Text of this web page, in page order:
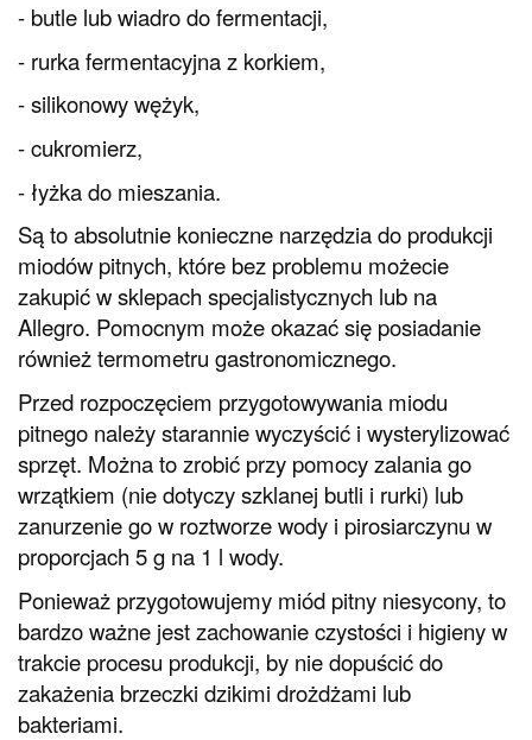
- butle lub wiadro do fermentacji,
- rurka fermentacyjna z korkiem,
- silikonowy wężyk,
- cukromierz,
- łyżka do mieszania.
Są to absolutnie konieczne narzędzia do produkcji
miodów pitnych, które bez problemu możecie
zakupić w sklepach specjalistycznych lub na
Allegro. Pomocnym może okazać się posiadanie
również termometru gastronomicznego.
Przed rozpoczęciem przygotowywania miodu
pitnego należy starannie wyczyścić i wysterylizować
sprzęt. Można to zrobić przy pomocy zalania go
wrzątkiem (nie dotyczy szklanej butli i rurki) lub
zanurzenie go w roztworze wody i pirosiarczynu w
proporcjach 5 g na 1 l wody.
Ponieważ przygotowujemy miód pitny niesycony, to
bardzo ważne jest zachowanie czystości i higieny w
trakcie procesu produkcji, by nie dopuścić do
zakażenia brzeczki dzikimi drożdżami lub
bakteriami.